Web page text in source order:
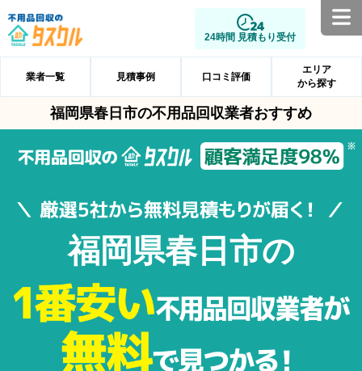
24時間 見積もり受付
業者一覧 見積事例 口コミ評価
エリア
から探す
福岡県春日市の不用品回収業者おすすめ
福岡県春日市の